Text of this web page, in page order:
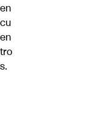
en
cu
en
tro
s.